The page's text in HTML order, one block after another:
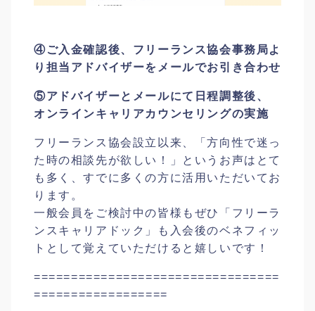
④ご入金確認後、フリーランス協会事務局よ
り担当アドバイザーをメールでお引き合わせ
⑤アドバイザーとメールにて日程調整後、
オンラインキャリアカウンセリングの実施
フリーランス協会設立以来、「方向性で迷っ
た時の相談先が欲しい！」というお声はとて
も多く、すでに多くの方に活用いただいてお
ります。
一般会員をご検討中の皆様もぜひ「フリーラ
ンスキャリアドック」も入会後のベネフィッ
トとして覚えていただけると嬉しいです！
=================================
==================